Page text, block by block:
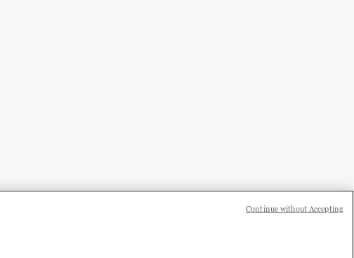
Continue without Accepting